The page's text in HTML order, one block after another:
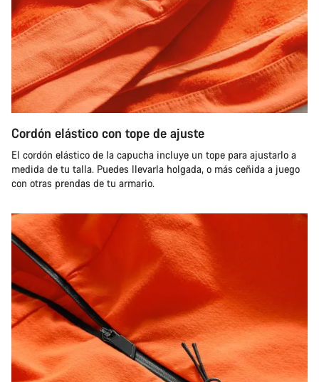
Cordón elástico con tope de ajuste
El cordón elástico de la capucha incluye un tope para ajustarlo a
medida de tu talla. Puedes llevarla holgada, o más ceñida a juego
con otras prendas de tu armario.